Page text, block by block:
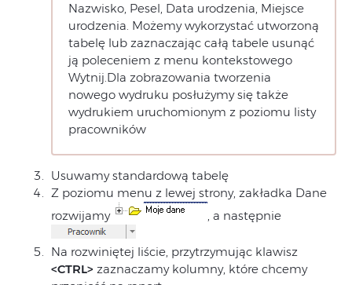
Nazwisko, Pesel, Data urodzenia, Miejsce
urodzenia. Możemy wykorzystać utworzoną
tabelę lub zaznaczając całą tabele usunąć
ją poleceniem z menu kontekstowego
Wytnij.Dla zobrazowania tworzenia
nowego wydruku posłużymy się także
wydrukiem uruchomionym z poziomu listy
pracowników
Usuwamy standardową tabelę
Z poziomu menu z lewej strony, zakładka Dane
rozwijamy
, a następnie
Na rozwiniętej liście, przytrzymując klawisz
<CTRL> zaznaczamy kolumny, które chcemy